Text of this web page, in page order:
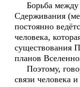
Борьба между
Сдерживания
постоянно
человека,
существования
планов
Поэтому,
связи человека